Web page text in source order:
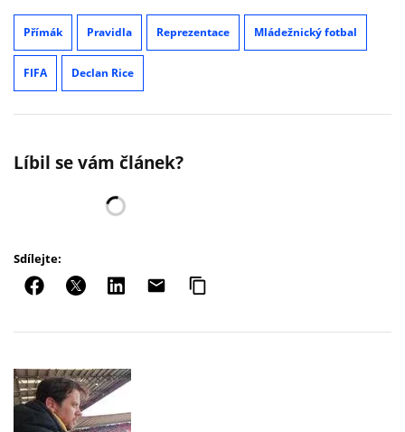
Přímák Pravidla Reprezentace Mládežnický fotbal
FIFA Declan Rice
Líbil se vám článek?
Sdílejte: